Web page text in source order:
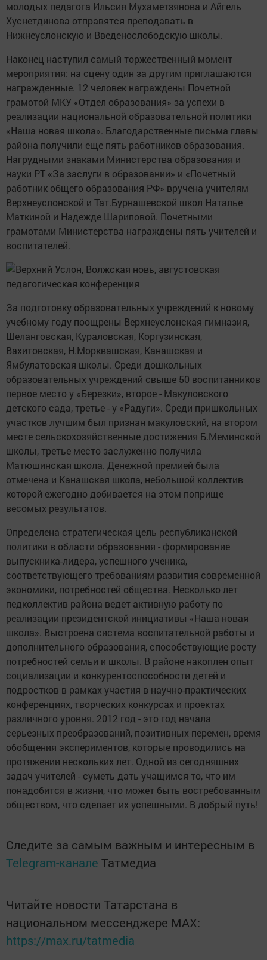
молодых педагога Ильсия Мухаметзянова и Айгель
Хуснетдинова отправятся преподавать в
Нижнеуслонскую и Введенослободскую школы.
Наконец наступил самый торжественный момент
мероприятия: на сцену один за другим приглашаются
награжденные. 12 человек награждены Почетной
грамотой МКУ «Отдел образования» за успехи в
реализации национальной образовательной политики
«Наша новая школа». Благодарственные письма главы
района получили еще пять работников образования.
Нагрудными знаками Министерства образования и
науки РТ «За заслуги в образовании» и «Почетный
работник общего образования РФ» вручена учителям
Верхнеуслонской и Тат.Бурнашевской школ Наталье
Маткиной и Надежде Шариповой. Почетными
грамотами Министерства награждены пять учителей и
воспитателей.
За подготовку образовательных учреждений к новому
учебному году поощрены Верхнеуслонская гимназия,
Шеланговская, Кураловская, Коргузинская,
Вахитовская, Н.Морквашская, Канашская и
Ямбулатовская школы. Среди дошкольных
образовательных учреждений свыше 50 воспитанников
первое место у «Березки», второе - Макуловского
детского сада, третье - у «Радуги». Среди пришкольных
участков лучшим был признан макуловский, на втором
месте сельскохозяйственные достижения Б.Меминской
школы, третье место заслуженно получила
Матюшинская школа. Денежной премией была
отмечена и Канашская школа, небольшой коллектив
которой ежегодно добивается на этом поприще
весомых результатов.
Определена стратегическая цель республиканской
политики в области образования - формирование
выпускника-лидера, успешного ученика,
соответствующего требованиям развития современной
экономики, потребностей общества. Несколько лет
педколлектив района ведет активную работу по
реализации президентской инициативы «Наша новая
школа». Выстроена система воспитательной работы и
дополнительного образования, способствующие росту
потребностей семьи и школы. В районе накоплен опыт
социализации и конкурентоспособности детей и
подростков в рамках участия в научно-практических
конференциях, творческих конкурсах и проектах
различного уровня. 2012 год - это год начала
серьезных преобразований, позитивных перемен, время
обобщения экспериментов, которые проводились на
протяжении нескольких лет. Одной из сегодняшних
задач учителей - суметь дать учащимся то, что им
понадобится в жизни, что может быть востребованным
обществом, что сделает их успешными. В добрый путь!
Следите за самым важным и интересным в
Telegram-канале Татмедиа
Читайте новости Татарстана в
национальном мессенджере MАХ:
https://max.ru/tatmedia